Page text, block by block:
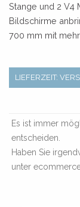
Stange und 2 V4
Bildschirme
700 mm mit
LIEFERZEIT:
Es ist immer
entscheiden.
Haben Sie
unter